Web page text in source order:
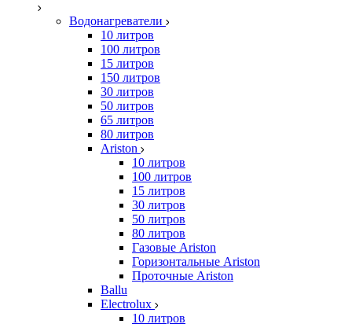
Водонагреватели
10 литров
100 литров
15 литров
150 литров
30 литров
50 литров
65 литров
80 литров
Ariston
10 литров
100 литров
15 литров
30 литров
50 литров
80 литров
Газовые Ariston
Горизонтальные Ariston
Проточные Ariston
Ballu
Electrolux
10 литров